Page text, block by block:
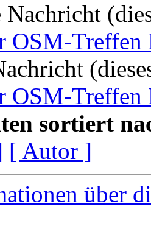
Nachricht
OSM-
OSM-
sortiert
[ Autor ]
über